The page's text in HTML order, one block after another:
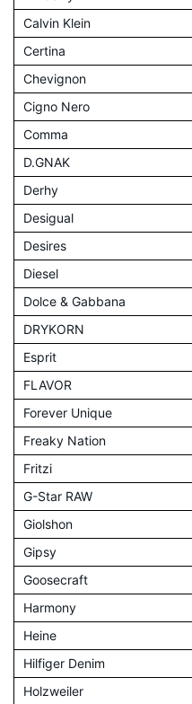
Calvin Klein
Certina
Chevignon
Cigno Nero
Comma
D.GNAK
Derhy
Desigual
Desires
Diesel
Dolce & Gabbana
DRYKORN
Esprit
FLAVOR
Forever Unique
Freaky Nation
Fritzi
G-Star RAW
Giolshon
Gipsy
Goosecraft
Harmony
Heine
Hilfiger Denim
Holzweiler